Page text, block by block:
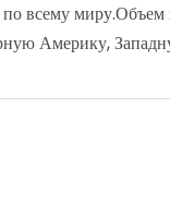
всему
Америку,